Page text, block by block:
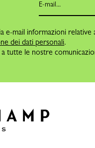
e-mail informazioni relative
dei dati personali.
tutte le nostre